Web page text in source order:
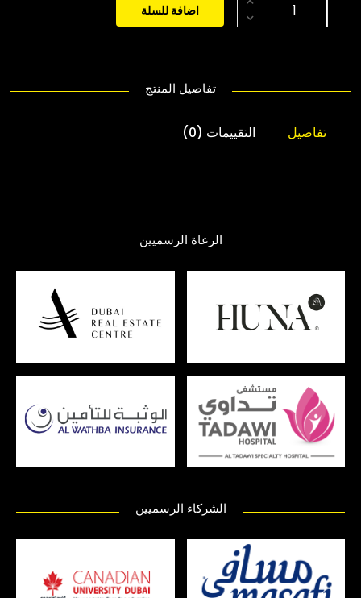
اضافة للسلة
تفاصيل المنتج
تفاصيل التقييمات (0)
الرعاة الرسميين
الشركاء الرسميين